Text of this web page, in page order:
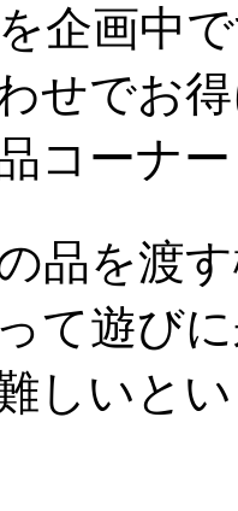
企画中
せでお
コーナ
品を渡
て遊び
しいと